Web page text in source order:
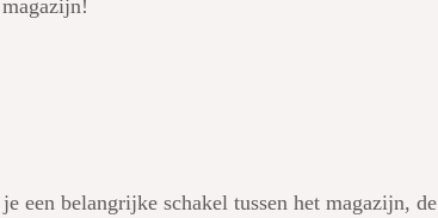
een belangrijke schakel tussen het magazijn, de